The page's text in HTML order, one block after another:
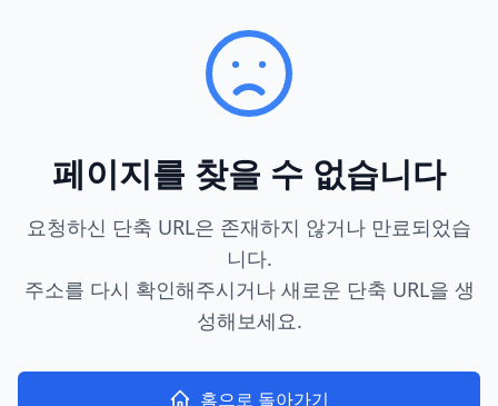
페이지를 찾을 수 없습니다
요청하신 단축 URL은 존재하지 않거나 만료되었습
니다.
주소를 다시 확인해주시거나 새로운 단축 URL을 생
성해보세요.
홈으로 돌아가기